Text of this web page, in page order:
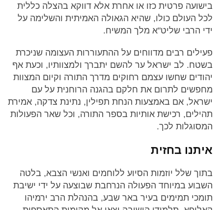
בישועה פרטית כזו או אחרת אלא דווקא בהצלה כללית
לכל העולם כולו, שהיא הגאולה האמיתית והשלימה על
ידי הרבי שליט"א מלך המשיח.
פעילים רבים מדווחים על ההתעוררות העצומה שניכרת
בשטח. לב ישראל ער להשם יתברך ולמצוותיו, וכעת אף
יהודים שחשו עצמם רחוקים מדרך התורה וקיום המצוות
מחפשים לתרום את חלקם בהגנה הרוחנית על עם
ישראל, אם באמצעות הנחת תפילין, נתינת צדקה, אמירת
תהילים, רכישת אותיות בספר התורה, וכל שאר הפעולות
המסוגלות לכך.
איתנו בחזית
בתוך שלל יוזמות הסיוע ללוחמים ואנשי הצבא, בלטה
השבוע במיוחד הפעולה הנרחבת שבוצעה על ידי ישיבת
תומכי תמימים בעיר באר שבע, בהנהלת הרב ירמיהו